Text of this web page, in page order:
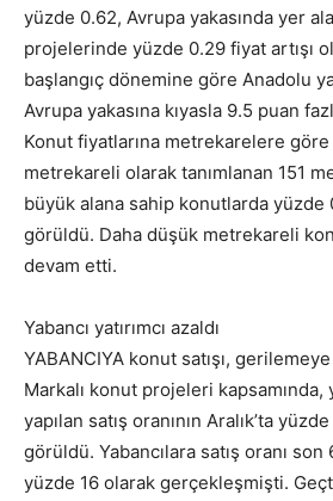
yüzde 0.62, Avrupa yakasında yer
projelerinde yüzde 0.29 fiyat artışı
başlangıç dönemine göre Anadolu
Avrupa yakasına kıyasla 9.5 puan
Konut fiyatlarına metrekarelere göre
metrekareli olarak tanımlanan 151
büyük alana sahip konutlarda yüzde
görüldü. Daha düşük metrekareli
devam etti.
Yabancı yatırımcı azaldı
YABANCIYA konut satışı,
Markalı konut projeleri kapsamında,
yapılan satış oranının Aralık’ta
görüldü. Yabancılara satış oranı son
yüzde 16 olarak gerçekleşmişti.